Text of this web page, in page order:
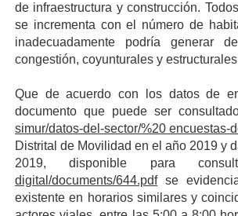
de infraestructura y construcción.
se incrementa con el número de
inadecuadamente podría generar
congestión, coyunturales y
Que de acuerdo con los datos de
documento que puede ser
simur/datos-del-sector/%20 encuestas-
Distrital de Movilidad en el año 2019 y
2019, disponible para
digital/documents/644.pdfse
existente en horarios similares y